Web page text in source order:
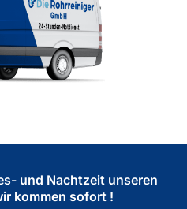
und Nachtzeit unseren
kommen sofort !